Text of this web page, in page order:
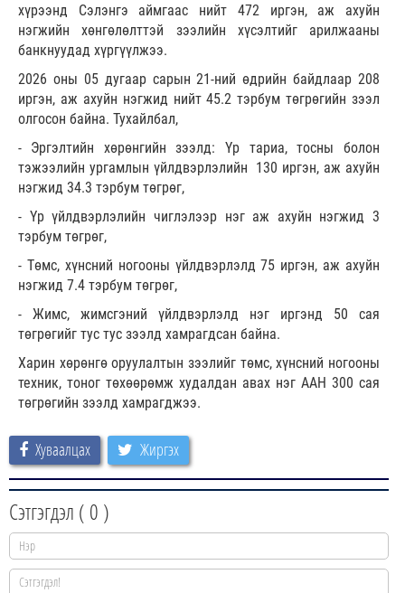
хүрээнд Сэлэнгэ аймгаас нийт 472 иргэн, аж ахуйн
нэгжийн хөнгөлөлттэй зээлийн хүсэлтийг арилжааны
банкнуудад хүргүүлжээ.
2026 оны 05 дугаар сарын 21-ний өдрийн байдлаар 208
иргэн, аж ахуйн нэгжид нийт 45.2 тэрбум төгрөгийн зээл
олгосон байна. Тухайлбал,
- Эргэлтийн хөрөнгийн зээлд: Үр тариа, тосны болон
тэжээлийн ургамлын үйлдвэрлэлийн 130 иргэн, аж ахуйн
нэгжид 34.3 тэрбум төгрөг,
- Үр үйлдвэрлэлийн чиглэлээр нэг аж ахуйн нэгжид 3
тэрбум төгрөг,
- Төмс, хүнсний ногооны үйлдвэрлэлд 75 иргэн, аж ахуйн
нэгжид 7.4 тэрбум төгрөг,
- Жимс, жимсгэний үйлдвэрлэлд нэг иргэнд 50 сая
төгрөгийг тус тус зээлд хамрагдсан байна.
Харин хөрөнгө оруулалтын зээлийг төмс, хүнсний ногооны
техник, тоног төхөөрөмж худалдан авах нэг ААН 300 сая
төгрөгийн зээлд хамрагджээ.
Хуваалцах Жиргэх
Сэтгэгдэл ( 0 )